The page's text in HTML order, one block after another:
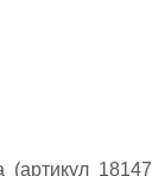
(артикул